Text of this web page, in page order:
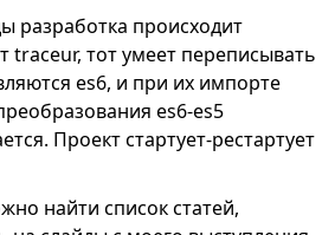
разработка происходит
traceur, тот умеет переписывать
es6, и при их импорте
es6-es5
Проект стартует-рестартует
найти список статей,